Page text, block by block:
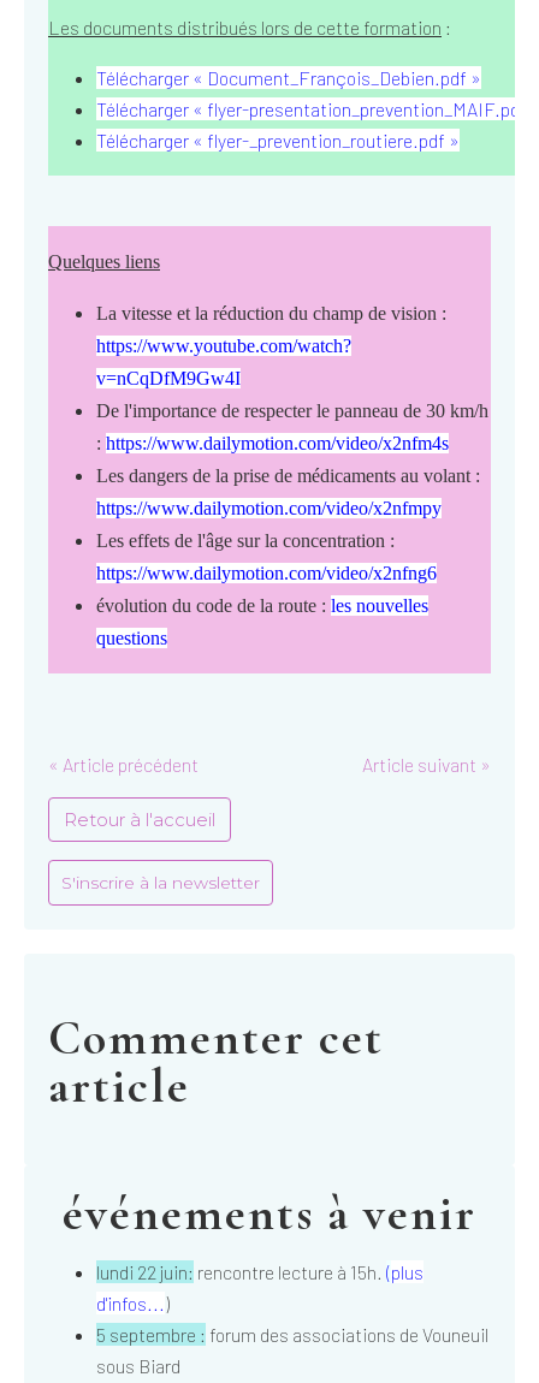
Les documents distribués lors de cette formation :
Télécharger « Document_François_Debien.pdf »
Télécharger « flyer-presentation_prevention_MAIF.pdf
Télécharger « flyer-_prevention_routiere.pdf »
Quelques liens
La vitesse et la réduction du champ de vision :
https://www.youtube.com/watch?
v=nCqDfM9Gw4I
De l'importance de respecter le panneau de 30 km/h
: https://www.dailymotion.com/video/x2nfm4s
Les dangers de la prise de médicaments au volant :
https://www.dailymotion.com/video/x2nfmpy
Les effets de l'âge sur la concentration :
https://www.dailymotion.com/video/x2nfng6
évolution du code de la route : les nouvelles
questions
« Article précédent Article suivant »
Retour à l'accueil
S'inscrire à la newsletter
Commenter cet
article
événements à venir
lundi 22 juin: rencontre lecture à 15h. (plus
d'infos...)
5 septembre : forum des associations de Vouneuil
sous Biard